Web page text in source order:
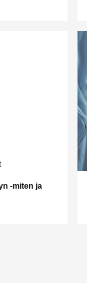
-miten ja